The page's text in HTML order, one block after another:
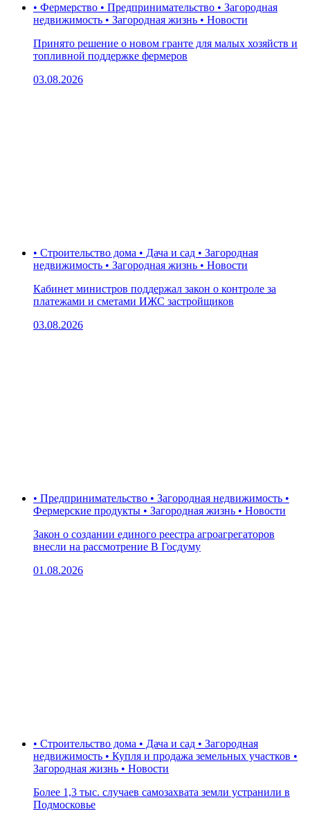
• Фермерство • Предпринимательство • Загородная
недвижимость • Загородная жизнь • Новости
Принято решение о новом гранте для малых хозяйств и
топливной поддержке фермеров
03.08.2026
• Строительство дома • Дача и сад • Загородная
недвижимость • Загородная жизнь • Новости
Кабинет министров поддержал закон о контроле за
платежами и сметами ИЖС застройщиков
03.08.2026
• Предпринимательство • Загородная недвижимость •
Фермерские продукты • Загородная жизнь • Новости
Закон о создании единого реестра агроагрегаторов
внесли на рассмотрение В Госдуму
01.08.2026
• Строительство дома • Дача и сад • Загородная
недвижимость • Купля и продажа земельных участков •
Загородная жизнь • Новости
Более 1,3 тыс. случаев самозахвата земли устранили в
Подмосковье